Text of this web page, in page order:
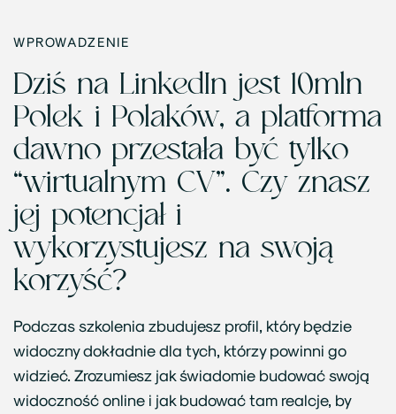
WPROWADZENIE
Dziś na LinkedIn jest 10mln
Polek i Polaków, a platforma
dawno przestała być tylko
“wirtualnym CV”. Czy znasz
jej potencjał i
wykorzystujesz na swoją
korzyść?
Podczas szkolenia zbudujesz profil, który będzie
widoczny dokładnie dla tych, którzy powinni go
widzieć. Zrozumiesz jak świadomie budować swoją
widoczność online i jak budować tam realcje, by